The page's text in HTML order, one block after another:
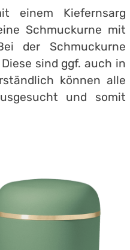
einem Kiefernsarg
Schmuckurne mit
der Schmuckurne
sind ggf. auch in
können alle
und somit